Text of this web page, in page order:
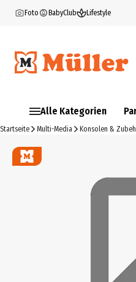
Foto BabyClub Lifestyle
Alle Kategorien
Startseite Multi-Media Konsolen &